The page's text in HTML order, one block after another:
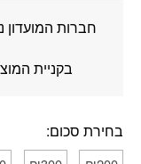
בחירת סכום:
חברות המועדון
בקניית